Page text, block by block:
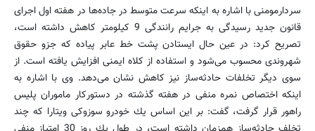
سردارمومنی با اشاره به اینكه سرعت متوسط در جاده‌ها در هفته اول اجرای
قانون جدید رسیدگی به جرایم رانندگی 9 كیلومتر كاهش داشته است،
تصریح كرد: در عین حال ایستادن پشت خط عابر پیاده كه جزو حقوق
شهروندی محسوب می‌شود و استفاده از كلاه ایمنی افزایش یافته است. از
سوی دیگر تخلفات حادثه‌ساز نیز كاهش نشان می‌دهد. وی با اشاره به
اینكه اختصاص نمره منفی در هفته گذشته در دستوركار ماموران پلیس
راهور قرار گرفت، گفت: بر این اساس یك خودرو سوزوكی ویتارا كه چند